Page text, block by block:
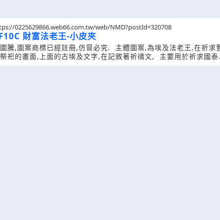
0225629866.web66.com.tw/web/NMD?postId=320708
財富法老王-小皮夾
騰,圖案商標已經註冊,仿冒必究. 主體圖案,為埃及法老王,在祈求
祀的畫面,上面的古埃及文字,在記敘著祈禱文, 主要用於祈求國泰
物產豐收,寓意為祈求財富之意,幾千年的文化,意